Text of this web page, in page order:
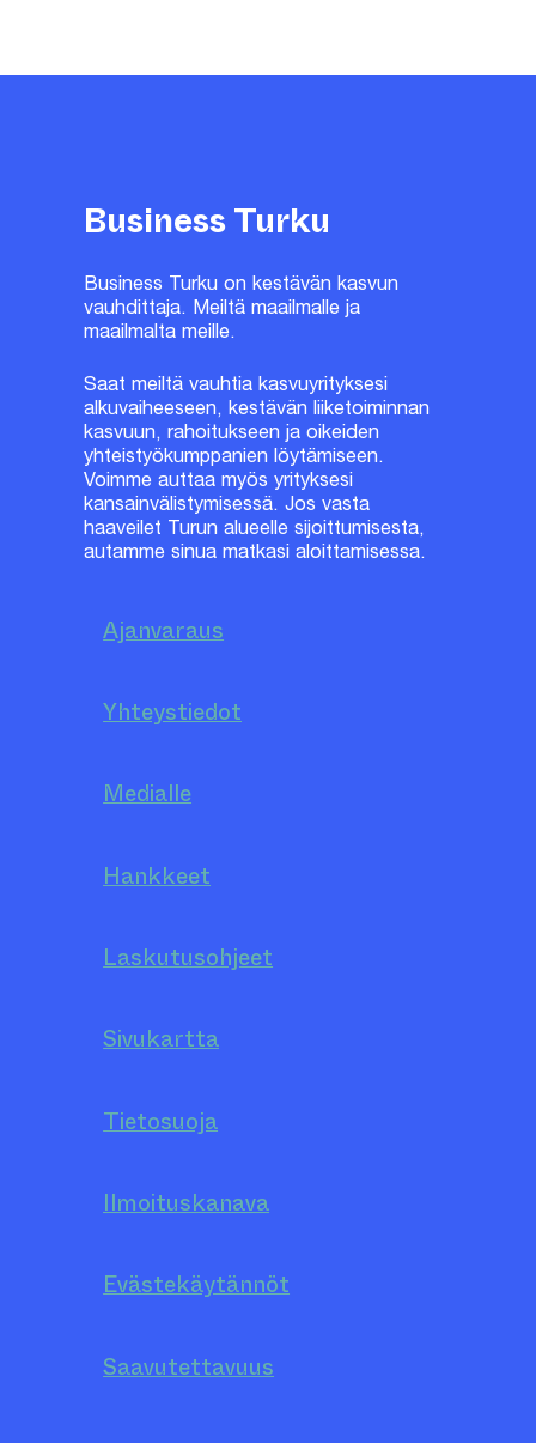
Business Turku
Business Turku on kestävän kasvun
vauhdittaja. Meiltä maailmalle ja
maailmalta meille.
Saat meiltä vauhtia kasvuyrityksesi
alkuvaiheeseen, kestävän liiketoiminnan
kasvuun, rahoitukseen ja oikeiden
yhteistyökumppanien löytämiseen.
Voimme auttaa myös yrityksesi
kansainvälistymisessä. Jos vasta
haaveilet Turun alueelle sijoittumisesta,
autamme sinua matkasi aloittamisessa.
Ajanvaraus
Yhteystiedot
Medialle
Hankkeet
Laskutusohjeet
Sivukartta
Tietosuoja
Ilmoituskanava
Evästekäytännöt
Saavutettavuus